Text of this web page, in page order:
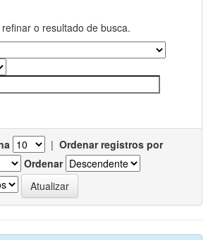
o resultado de busca.
| Ordenar registros por
Ordenar